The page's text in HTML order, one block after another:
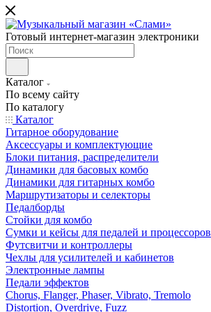
Готовый интернет-магазин электроники
Каталог
По всему сайту
По каталогу
Каталог
Гитарное оборудование
Аксессуары и комплектующие
Блоки питания, распределители
Динамики для басовых комбо
Динамики для гитарных комбо
Маршрутизаторы и селекторы
Педалборды
Стойки для комбо
Сумки и кейсы для педалей и процессоров
Футсвитчи и контроллеры
Чехлы для усилителей и кабинетов
Электронные лампы
Педали эффектов
Chorus, Flanger, Phaser, Vibrato, Tremolo
Distortion, Overdrive, Fuzz